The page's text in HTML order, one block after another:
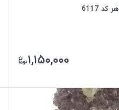
6117
۱,۱۵۰,۰۰۰